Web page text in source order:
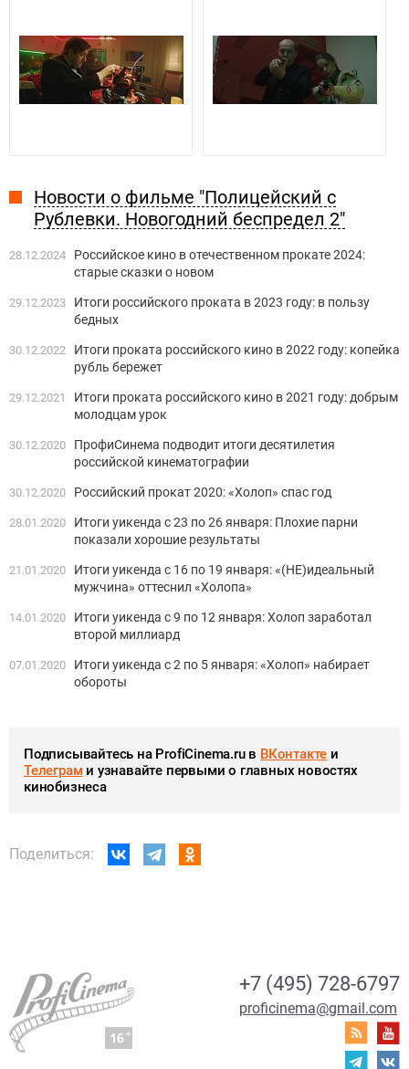
Новости о фильме "Полицейский с
Рублевки. Новогодний беспредел 2"
28.12.2024
Российское кино в отечественном прокате 2024:
старые сказки о новом
29.12.2023
Итоги российского проката в 2023 году: в пользу
бедных
30.12.2022
Итоги проката российского кино в 2022 году: копейка
рубль бережет
29.12.2021
Итоги проката российского кино в 2021 году: добрым
молодцам урок
30.12.2020
ПрофиСинема подводит итоги десятилетия
российской кинематографии
30.12.2020 Российский прокат 2020: «Холоп» спас год
28.01.2020
Итоги уикенда с 23 по 26 января: Плохие парни
показали хорошие результаты
21.01.2020
Итоги уикенда с 16 по 19 января: «(НЕ)идеальный
мужчина» оттеснил «Холопа»
14.01.2020
Итоги уикенда с 9 по 12 января: Холоп заработал
второй миллиард
07.01.2020
Итоги уикенда с 2 по 5 января: «Холоп» набирает
обороты
Подписывайтесь на ProfiCinema.ru в ВКонтакте и
Телеграми узнавайте первыми о главных новостях
кинобизнеса
Поделиться:
+7 (495) 728-6797
proficinema@gmail.com